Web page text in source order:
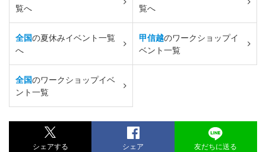
覧へ
覧へ
全国の夏休みイベント一覧
へ
甲信越のワークショップイ
ベント一覧
全国のワークショップイベ
ント一覧
シェアする シェア 友だちに送る